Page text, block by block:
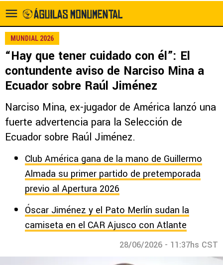
MUNDIAL 2026
“Hay que tener cuidado con él”: El
contundente aviso de Narciso Mina a
Ecuador sobre Raúl Jiménez
Narciso Mina, ex-jugador de América lanzó una
fuerte advertencia para la Selección de
Ecuador sobre Raúl Jiménez.
Club América gana de la mano de Guillermo
Almada su primer partido de pretemporada
previo al Apertura 2026
Óscar Jiménez y el Pato Merlín sudan la
camiseta en el CAR Ajusco con Atlante
28/06/2026 - 11:37hs CST